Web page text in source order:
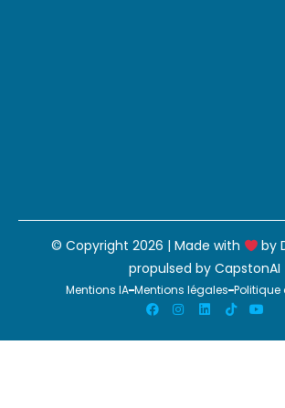
© Copyright 2026 | Made with by
propulsed by CapstonAI
Mentions IA Mentions légales Politique